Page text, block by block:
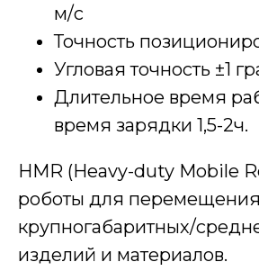
м/с
Точность
Угловая точность ±1
Длительное время
время зарядки 1,5-2ч.
HMR (Heavy-duty Mobile
роботы для перемещения
крупногабаритных/
изделий и материалов.